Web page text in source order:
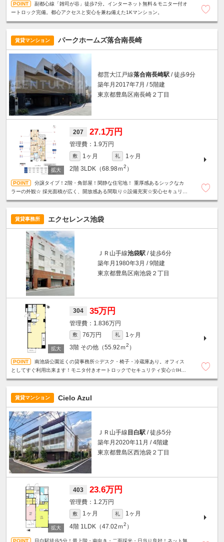
副都心線「雑司が谷」徒歩7分。インターネット無料＆モニター付オ
ートロック完備。都心アクセスと安心を兼ね備えた1Kマンション。
賃貸マンション パークホームズ落合南長崎
都営大江戸線落合南長崎駅 / 徒歩9分
築年月2017年7月 / 5階建
東京都豊島区南長崎２丁目
207 27.1万円
1.9万円
敷 1ヶ月 礼
1ヶ月
2階 3LDK（68.98ｍ2 ）
分譲タイプ！2階・角部屋！閑静な住宅地！ 重厚感あるシックなカ
ラーの外観☆ 採光面積が広く、開放感ある間取り☆設備充実☆安心セキュリテ
賃貸事務所 エクセレンス池袋
ＪＲ山手線池袋駅 / 徒歩6分
築年月1980年3月 / 9階建
東京都豊島区南池袋２丁目
304 35万円
1.836万円
敷 76万円 礼
1ヶ月
3階 その他（55.92ｍ2 ）
南池袋公園近くの貸事務所☆デスク・椅子・冷蔵庫あり。オフィス
としてすぐ利用出来ます！モニタ付きオートロックでセキュリティ安心☆IH3
賃貸マンション Cielo Azul
ＪＲ山手線目白駅 / 徒歩5分
築年月2020年11月 / 4階建
東京都豊島区西池袋２丁目
403 23.6万円
1.2万円
敷 1ヶ月 礼
1ヶ月
4階 1LDK（47.02ｍ2 ）
目白駅徒歩5分！最上階・南向き・二面採光・日当り良好！ネット無